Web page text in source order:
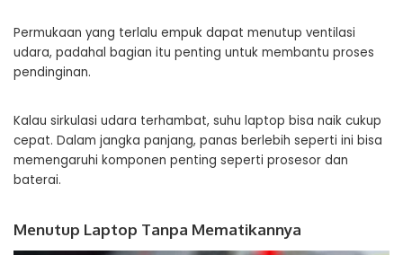
Permukaan yang terlalu empuk dapat menutup ventilasi
udara, padahal bagian itu penting untuk membantu proses
pendinginan.
Kalau sirkulasi udara terhambat, suhu laptop bisa naik cukup
cepat. Dalam jangka panjang, panas berlebih seperti ini bisa
memengaruhi komponen penting seperti prosesor dan
baterai.
Menutup Laptop Tanpa Mematikannya